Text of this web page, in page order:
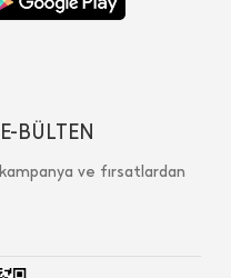
BÜLTEN
ve fırsatlardan